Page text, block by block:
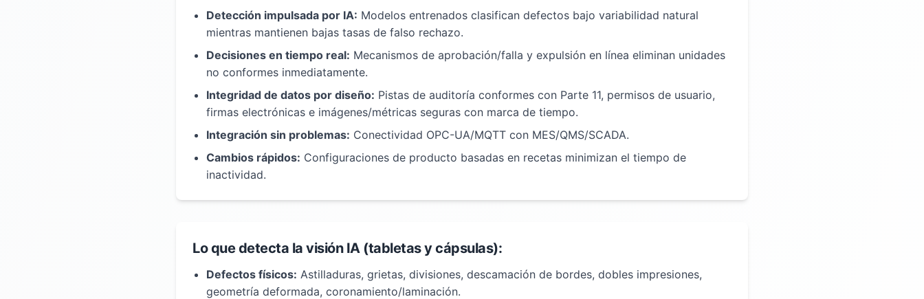
Detección impulsada por IA: Modelos entrenados clasifican defectos bajo variabilidad natural
mientras mantienen bajas tasas de falso rechazo.
Decisiones en tiempo real: Mecanismos de aprobación/falla y expulsión en línea eliminan unidades
no conformes inmediatamente.
Integridad de datos por diseño: Pistas de auditoría conformes con Parte 11, permisos de usuario,
firmas electrónicas e imágenes/métricas seguras con marca de tiempo.
Integración sin problemas: Conectividad OPC-UA/MQTT con MES/QMS/SCADA.
Cambios rápidos: Configuraciones de producto basadas en recetas minimizan el tiempo de
inactividad.
Lo que detecta la visión IA (tabletas y cápsulas):
Defectos físicos: Astilladuras, grietas, divisiones, descamación de bordes, dobles impresiones,
geometría deformada, coronamiento/laminación.